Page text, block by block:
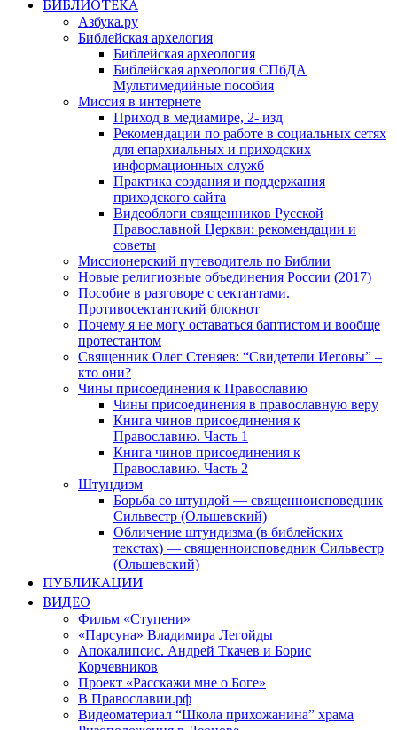
БИБЛИОТЕКА
Азбука.ру
Библейская архелогия
Библейская археология
Библейская археология СПбДА
Мультимедийные пособия
Миссия в интернете
Приход в медиамире, 2- изд
Рекомендации по работе в социальных сетях
для епархиальных и приходских
информационных служб
Практика создания и поддержания
приходского сайта
Видеоблоги священников Русской
Православной Церкви: рекомендации и
советы
Миссионерский путеводитель по Библии
Новые религиозные объединения России (2017)
Пособие в разговоре с сектантами.
Противосектантский блокнот
Почему я не могу оставаться баптистом и вообще
протестантом
Священник Олег Стеняев: “Свидетели Иеговы” –
кто они?
Чины присоединения к Православию
Чины присоединения в православную веру
Книга чинов присоединения к
Православию. Часть 1
Книга чинов присоединения к
Православию. Часть 2
Штундизм
Борьба со штундой — священноисповедник
Сильвестр (Ольшевский)
Обличение штундизма (в библейских
текстах) — священноисповедник Сильвестр
(Ольшевский)
ПУБЛИКАЦИИ
ВИДЕО
Фильм «Ступени»
«Парсуна» Владимира Легойды
Апокалипсис. Андрей Ткачев и Борис
Корчевников
Проект «Расскажи мне о Боге»
В Православии.рф
Видеоматериал “Школа прихожанина” храма